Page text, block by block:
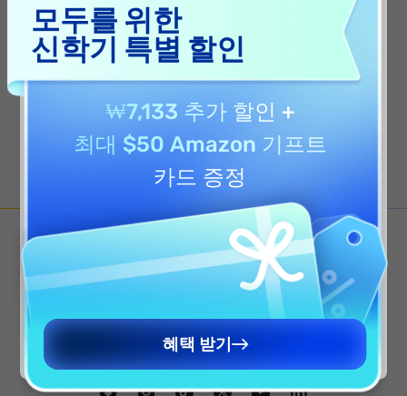
다른 국가에서 UPDF.com을 접속하시나요? 보다
적절한 가격과 프로모션을 확인하려면 해당 국가
의 사이트를 방문해주세요.
Are you visiting updf.com from outside this
region? Visit your regional site for more
relevant pricing, promotions, and events.
영어 사이트로 계속 가기
Continue to English Site
모두를 위한
신학기 특별 할인
₩7,133 추가 할인 +
최대 $50 Amazon 기프트
카드 증정
혜택 받기
UPDF
윈도우, 맥, iOS, 안드로이드용 AI 기반 PDF 편집기
하나의 라이선스, 모든 플랫폼